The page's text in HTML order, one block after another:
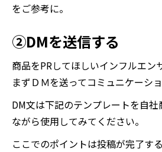
をご参考に。
②DMを送信する
商品をPRしてほしいインフルエン
まずＤＭを送ってコミュニケーシ
DM文は下記のテンプレートを自
ながら使用してみてください。
ここでのポイントは投稿が完了す